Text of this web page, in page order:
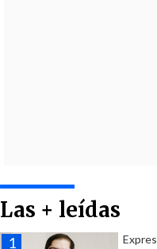
Las + leídas